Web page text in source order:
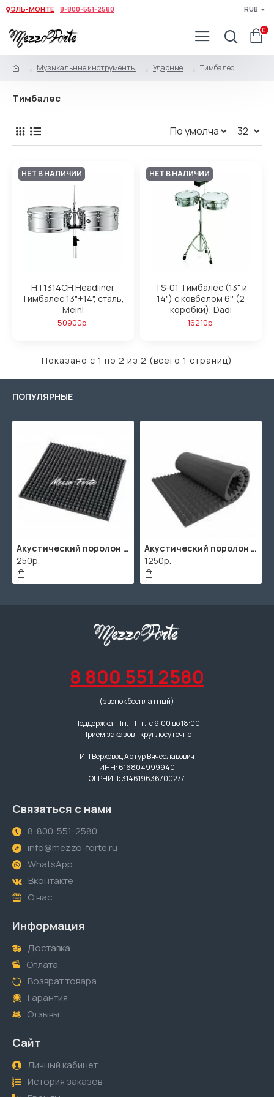
ЭЛЬ-МОНТЕ 8-800-551-2580 RUB
0
Музыкальные инструменты Ударные Тимбалес
Тимбалес
НЕТ В НАЛИЧИИ
HT1314CH Headliner
Тимбалес 13"+14", сталь,
Meinl
50900р.
НЕТ В НАЛИЧИИ
TS-01 Тимбалес (13" и
14") с ковбелом 6'' (2
коробки), Dadi
16210р.
Показано с 1 по 2 из 2 (всего 1 страниц)
ПОПУЛЯРНЫЕ
Акустический поролон "Пирамида" / 480x480х30мм / Темно-серый
250р.
Акустический поролон "Пирамида" / 2000х1000мм
1250р.
8 800 551 2580
(звонок бесплатный)
Поддержка: Пн. – Пт.: с 9:00 до 18:00
Прием заказов - круглосуточно
ИП Верховод Артур Вячеславович
ИНН: 616804999940
ОГРНИП: 314619636700277
Связаться с нами
8-800-551-2580
info@mezzo-forte.ru
WhatsApp
Вконтакте
О нас
Информация
Доставка
Оплата
Возврат товара
Гарантия
Отзывы
Сайт
Личный кабинет
История заказов